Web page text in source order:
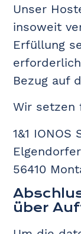
Unser
insoweit
Erfüllung
Bezug auf
Wir setzen
1&1 IONOS
56410
über